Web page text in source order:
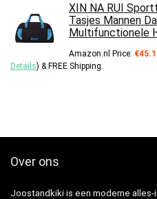
XIN NA RUI
Tasjes Mannen
Multifunctionele
Amazon.nl Price: €
Details) & FREE Shipping
Over ons
Joostandkiki is een moderne